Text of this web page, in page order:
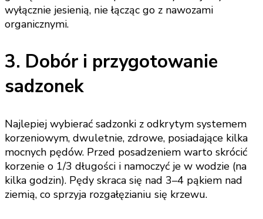
wyłącznie jesienią, nie łącząc go z nawozami
organicznymi.
3. Dobór i przygotowanie
sadzonek
Najlepiej wybierać sadzonki z odkrytym systemem
korzeniowym, dwuletnie, zdrowe, posiadające kilka
mocnych pędów. Przed posadzeniem warto skrócić
korzenie o 1/3 długości i namoczyć je w wodzie (na
kilka godzin). Pędy skraca się nad 3–4 pąkiem nad
ziemią, co sprzyja rozgałęzianiu się krzewu.